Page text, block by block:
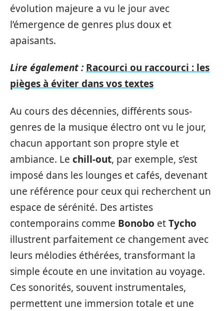
évolution majeure a vu le jour avec
l’émergence de genres plus doux et
apaisants.
Lire également : Racourci ou raccourci : les
pièges à éviter dans vos textes
Au cours des décennies, différents sous-
genres de la musique électro ont vu le jour,
chacun apportant son propre style et
ambiance. Le chill-out, par exemple, s’est
imposé dans les lounges et cafés, devenant
une référence pour ceux qui recherchent un
espace de sérénité. Des artistes
contemporains comme Bonobo etTycho
illustrent parfaitement ce changement avec
leurs mélodies éthérées, transformant la
simple écoute en une invitation au voyage.
Ces sonorités, souvent instrumentales,
permettent une immersion totale et une